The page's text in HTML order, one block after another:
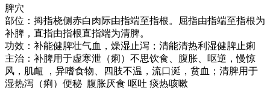
脾穴
部位：拇指桡侧赤白肉际由指端至指根。屈指由指端至指根为
补脾，直指由指根直指端为清脾。
功效：补能健脾壮气血，燥湿止泻；清能清热利湿健脾止痢
主治：补脾用于虚寒泄（痢）不思饮食、腹胀、呕逆，慢惊
风，肌衄 ，异嗜食物、四肢不温，流口涎，贫血；清脾用于
湿热泻（痢）便秘 腹胀厌食 呕吐 痰热咳嗽